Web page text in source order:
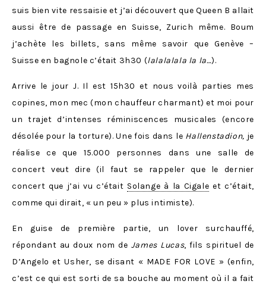
suis bien vite ressaisie et j’ai découvert que Queen B allait
aussi être de passage en Suisse, Zurich même. Boum
j’achète les billets, sans même savoir que Genève –
Suisse en bagnole c’était 3h30 (lalalalala la la…).
Arrive le jour J. Il est 15h30 et nous voilà parties mes
copines, mon mec (mon chauffeur charmant) et moi pour
un trajet d’intenses réminiscences musicales (encore
désolée pour la torture). Une fois dans le Hallenstadion, je
réalise ce que 15.000 personnes dans une salle de
concert veut dire (il faut se rappeler que le dernier
concert que j’ai vu c’était Solange à la Cigale et c’était,
comme qui dirait, « un peu » plus intimiste).
En guise de première partie, un lover surchauffé,
répondant au doux nom de James Lucas, fils spirituel de
D’Angelo et Usher, se disant « MADE FOR LOVE » (enfin,
c’est ce qui est sorti de sa bouche au moment où il a fait